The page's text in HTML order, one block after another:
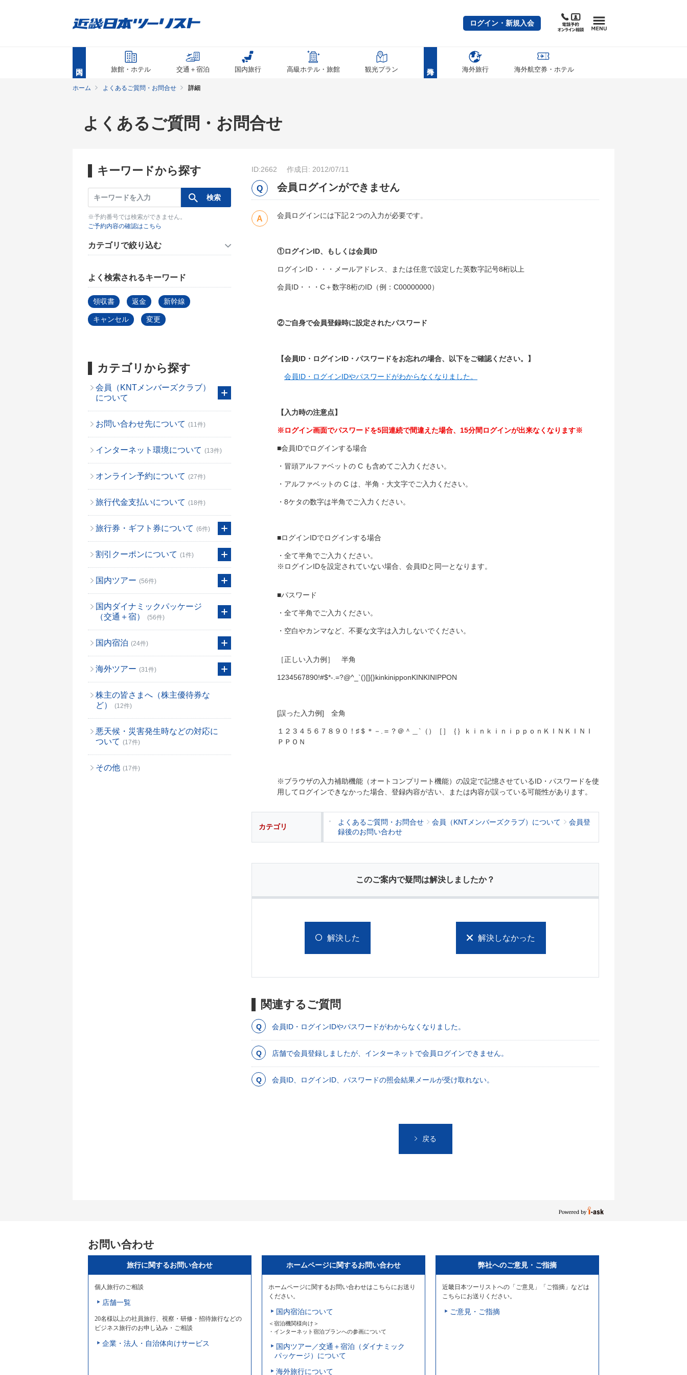
ログイン・新規入会
旅館・ホテル 交通＋宿泊 国内旅行 高級ホテル・旅館 観光プラン 海外旅行 海外航空券・ホテル
ホーム よくあるご質問・お問合せ 詳細
よくあるご質問・お問合せ
キーワードから探す
※予約番号では検索ができません。
ご予約内容の確認はこちら
カテゴリで絞り込む
よく検索されるキーワード
領収書 返金 新幹線
キャンセル 変更
カテゴリから探す
会員（KNTメンバーズクラブ）
について
お問い合わせ先について (11件)
インターネット環境について (13件)
オンライン予約について (27件)
旅行代金支払いについて (18件)
旅行券・ギフト券について (6件)
割引クーポンについて (1件)
国内ツアー (56件)
国内ダイナミックパッケージ
（交通＋宿）
(56件)
国内宿泊 (24件)
海外ツアー (31件)
株主の皆さまへ（株主優待券な
ど）
(12件)
悪天候・災害発生時などの対応に
ついて (17件)
その他 (17件)
ID:2662 作成日: 2012/07/11
会員ログインができません
会員ログインには下記２つの入力が必要です。
①ログインID、もしくは会員ID
ログインID・・・メールアドレス、または任意で設定した英数字記号8桁以上
会員ID・・・C＋数字8桁のID（例：C00000000）
②ご自身で会員登録時に設定されたパスワード
【会員ID・ログインID・パスワードをお忘れの場合、以下をご確認ください。】
会員ID・ログインIDやパスワードがわからなくなりました。
【入力時の注意点】
※ログイン画面でパスワードを5回連続で間違えた場合、15分間ログインが出来なくなります※
■会員IDでログインする場合
・冒頭アルファベットの C も含めてご入力ください。
・アルファベットの C は、半角・大文字でご入力ください。
・8ケタの数字は半角でご入力ください。
■ログインIDでログインする場合
・全て半角でご入力ください。
※ログインIDを設定されていない場合、会員IDと同一となります。
■パスワード
・全て半角でご入力ください。
・空白やカンマなど、不要な文字は入力しないでください。
［正しい入力例］ 半角
1234567890!#$*-.=?@^_`()[]{}kinkinipponKINKINIPPON
[誤った入力例] 全角
１２３４５６７８９０！♯＄＊－.＝？＠＾＿`（）［］｛｝ｋｉｎｋｉｎｉｐｐｏｎＫＩＮＫＩＮＩ
ＰＰＯＮ
※ブラウザの入力補助機能（オートコンプリート機能）の設定で記憶させているID・パスワードを使
用してログインできなかった場合、登録内容が古い、または内容が誤っている可能性があります。
カテゴリ
よくあるご質問・お問合せ 会員（KNTメンバーズクラブ）について
会員登
録後のお問い合わせ
このご案内で疑問は解決しましたか？
解決した 解決しなかった
関連するご質問
会員ID・ログインIDやパスワードがわからなくなりました。
店舗で会員登録しましたが、インターネットで会員ログインできません。
会員ID、ログインID、パスワードの照会結果メールが受け取れない。
戻る
お問い合わせ
旅行に関するお問い合わせ
個人旅行のご相談
店舗一覧
20名様以上の社員旅行、視察・研修・招待旅行などの
ビジネス旅行のお申し込み・ご相談
企業・法人・自治体向けサービス
ホームページに関するお問い合わせ
ホームページに関するお問い合わせはこちらにお送り
ください。
国内宿泊について
＜宿泊機関様向け＞
・インターネット宿泊プランへの参画について
国内ツアー／交通＋宿泊（ダイナミック
パッケージ）について
海外旅行について
弊社へのご意見・ご指摘
近畿日本ツーリストへの「ご意見」「ご指摘」などは
こちらにお送りください。
ご意見・ご指摘